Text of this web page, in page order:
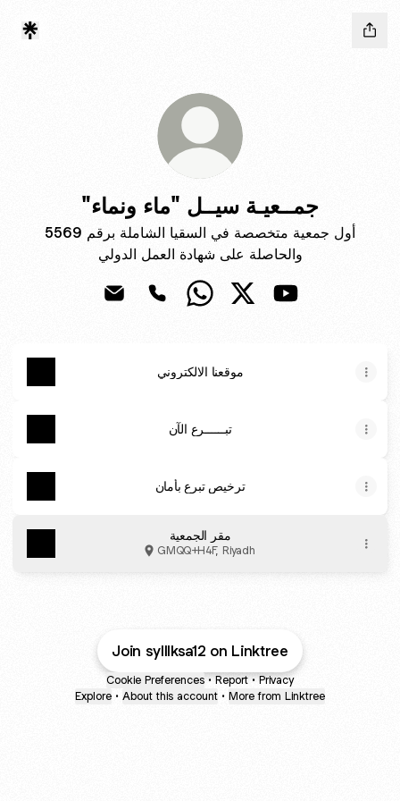
"جمــعيـة سيــل "ماء ونماء
أول جمعية متخصصة في السقيا الشاملة برقم 5569
والحاصلة على شهادة العمل الدولي
موقعنا الالكتروني
تبــــــرع الآن
ترخيص تبرع بأمان
مقر الجمعية
GMQQ+H4F, Riyadh
Join sylllksa12 on Linktree
Cookie Preferences • Report • Privacy
Explore • About this account • More from Linktree